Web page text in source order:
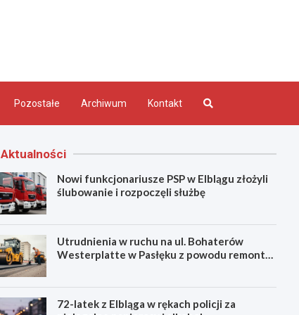
Pozostałe Archiwum Kontakt
Aktualności
Nowi funkcjonariusze PSP w Elblągu złożyli
ślubowanie i rozpoczęli służbę
Utrudnienia w ruchu na ul. Bohaterów
Westerplatte w Pasłęku z powodu remontu
72-latek z Elbląga w rękach policji za